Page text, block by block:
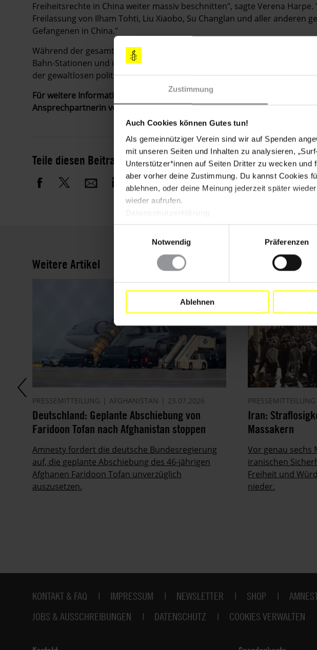
Zustimmung
Auch Cookies können Gutes tun!
Als gemeinnütziger Verein sind wir auf Spenden
mit unseren Seiten und Inhalten zu analysieren,
Unterstützer*innen auf Seiten Dritter zu wecken
aber vorher deine Zustimmung. Du kannst Cookies
ablehnen, oder deine Meinung jederzeit später
wieder aufrufen.
Notwendig
Präferenzen
Ablehnen
Freiheitsrechte in China weiter massiv beschnitten", sagte Verena
Freilassung von Ilham Tohti, Liu Xiaobo, Su Changlan und aller anderen
Gefangenen in China."
Während der gesamten Messe weist Amnesty auch auf großflächigen
Bahn-Stationen und in Werbespots im Fahrgastfernsehen des
der gewaltlosen politischen Gefangenen in China hin.
Für weitere Informationen und Interviewanfragen wenden Sie sich bitte
Ansprechpartnerin vor Ort ist Pamela Klages: 0172 - 16 29 517.
Teile diesen Beitrag
Weitere Artikel
PRESSEMITTEILUNG AFGHANISTAN 23.07.2026
Deutschland: Geplante Abschiebung von
Faridoon Tofan nach Afghanistan stoppen
Amnesty fordert die deutsche Bundesregierung
auf, die geplante Abschiebung des 46-jährigen
Afghanen Faridoon Tofan unverzüglich
auszusetzen.
PRESSEMITTEILUNG
Iran:
Massakern
Vor genau sechs
iranischen
Freiheit und
nieder.
Fußbereich
KONTAKT & FAQ IMPRESSUM NEWSLETTER SHOP
JOBS & AUSSCHREIBUNGEN
DATENSCHUTZ COOKIES VERWALTEN